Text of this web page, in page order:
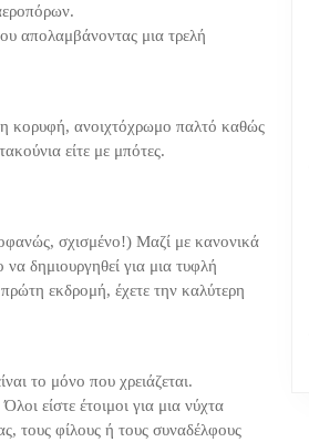
απολαμβάνοντας μια τρελή
κορυφή, ανοιχτόχρωμο παλτό καθώς
είτε με μπότες.
σχισμένο!) Μαζί με κανονικά
δημιουργηθεί για μια τυφλή
εκδρομή, έχετε την καλύτερη
το μόνο που χρειάζεται.
είστε έτοιμοι για μια νύχτα
τους φίλους ή τους συναδέλφους